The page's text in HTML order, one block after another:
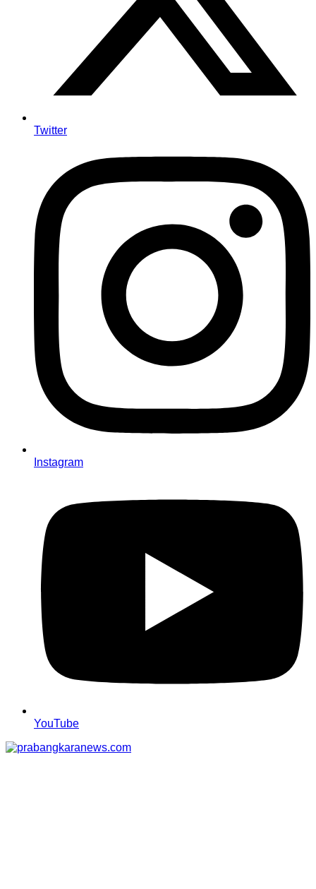
Twitter
Instagram
YouTube